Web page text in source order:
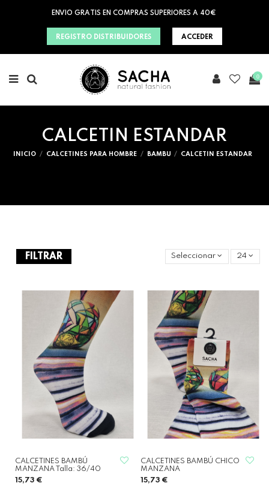
ENVIO GRATIS EN COMPRAS SUPERIORES A 40€
REGISTRO DISTRIBUIDORES ACCEDER
0
CALCETIN ESTANDAR
INICIO CALCETINES PARA HOMBRE BAMBU CALCETIN ESTANDAR
FILTRAR Seleccionar 24
CALCETINES BAMBÚ
MANZANA Talla: 36/40
15,73 €
CALCETINES BAMBÚ CHICO
MANZANA
15,73 €